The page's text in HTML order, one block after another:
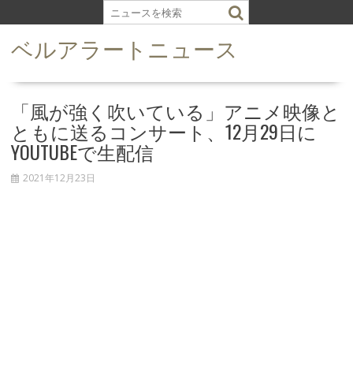
k
ベルアラートニュース
「風が強く吹いている」アニメ映像と
ともに送るコンサート、12月29日に
YOUTUBEで生配信
2021年12月23日